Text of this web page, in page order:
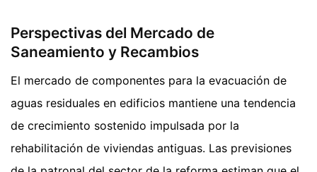
Perspectivas del Mercado de
Saneamiento y Recambios
El mercado de componentes para la evacuación de
aguas residuales en edificios mantiene una tendencia
de crecimiento sostenido impulsada por la
rehabilitación de viviendas antiguas. Las previsiones